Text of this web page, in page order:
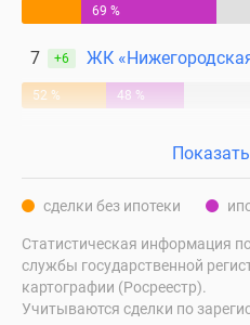
69 %
7 +6 ЖК
52 % 48 %
сделки без ипотеки
Статистическая информация
службы государственной
картографии (Росреестр).
Учитываются сделки по